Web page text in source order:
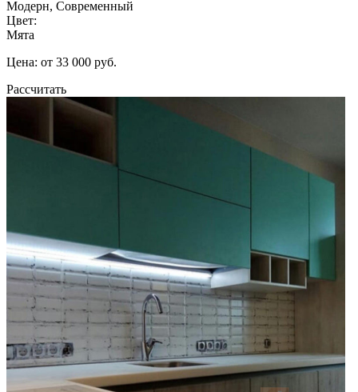
Модерн, Современный
Цвет:
Мята
Цена: от 33 000 руб.
Рассчитать